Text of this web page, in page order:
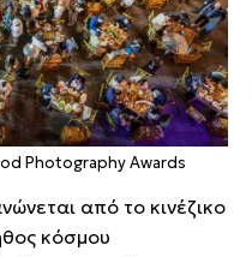
Photography Awards
από το κινέζικο
κόσμου